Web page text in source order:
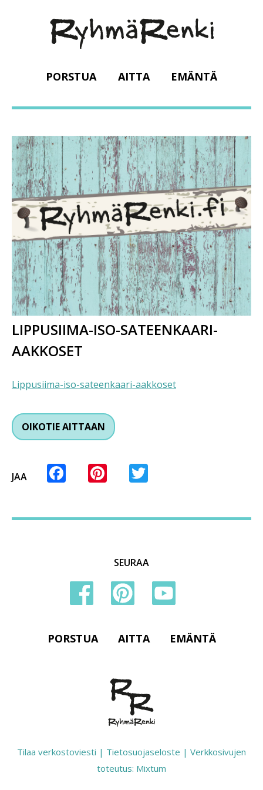
PORSTUA AITTA EMÄNTÄ
LIPPUSIIMA-ISO-SATEENKAARI-
AAKKOSET
Lippusiima-iso-sateenkaari-aakkoset
OIKOTIE AITTAAN
JAA Facebook
Pinterest
SEURAA
PORSTUA AITTA EMÄNTÄ
Tilaa verkostoviesti | Tietosuojaseloste | Verkkosivujen
toteutus: Mixtum